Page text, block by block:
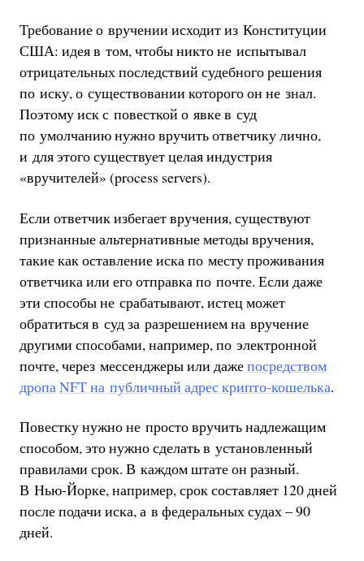
Требование о вручении исходит из Конституции
США: идея в том, чтобы никто не испытывал
отрицательных последствий судебного решения
по иску, о существовании которого он не знал.
Поэтому иск с повесткой о явке в суд
по умолчанию нужно вручить ответчику лично,
и для этого существует целая индустрия
«вручителей» (process servers).
Если ответчик избегает вручения, существуют
признанные альтернативные методы вручения,
такие как оставление иска по месту проживания
ответчика или его отправка по почте. Если даже
эти способы не срабатывают, истец может
обратиться в суд за разрешением на вручение
другими способами, например, по электронной
почте, через мессенджеры или дажепосредством
дропа NFT на публичный адрес крипто-кошелька.
Повестку нужно не просто вручить надлежащим
способом, это нужно сделать в установленный
правилами срок. В каждом штате он разный.
В Нью-Йорке, например, срок составляет 120 дней
после подачи иска, а в федеральных судах – 90
дней.